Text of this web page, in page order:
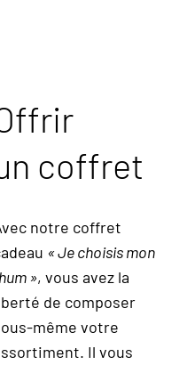
coffret
notre coffret
« Je choisis mon
», vous avez la
de composer
même votre
Il vous